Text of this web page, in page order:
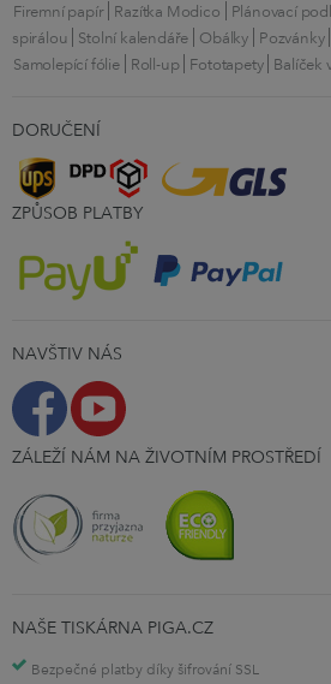
Firemní papír Razítka Modico Plánovací
spirálou
Stolní kalendáře Obálky Pozvánky
Samolepící fólie
Roll-up Fototapety Balíček
DORUČENÍ
ZPŮSOB PLATBY
NAVŠTIV NÁS
ZÁLEŽÍ NÁM NA ŽIVOTNÍM PROSTŘEDÍ
NAŠE TISKÁRNA PIGA.CZ
Bezpečné platby díky šifrování SSL